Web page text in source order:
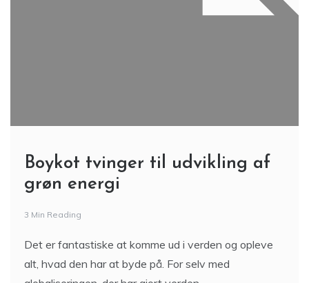
Boykot tvinger til udvikling af
grøn energi
3 Min Reading
Det er fantastiske at komme ud i verden og opleve
alt, hvad den har at byde på. For selv med